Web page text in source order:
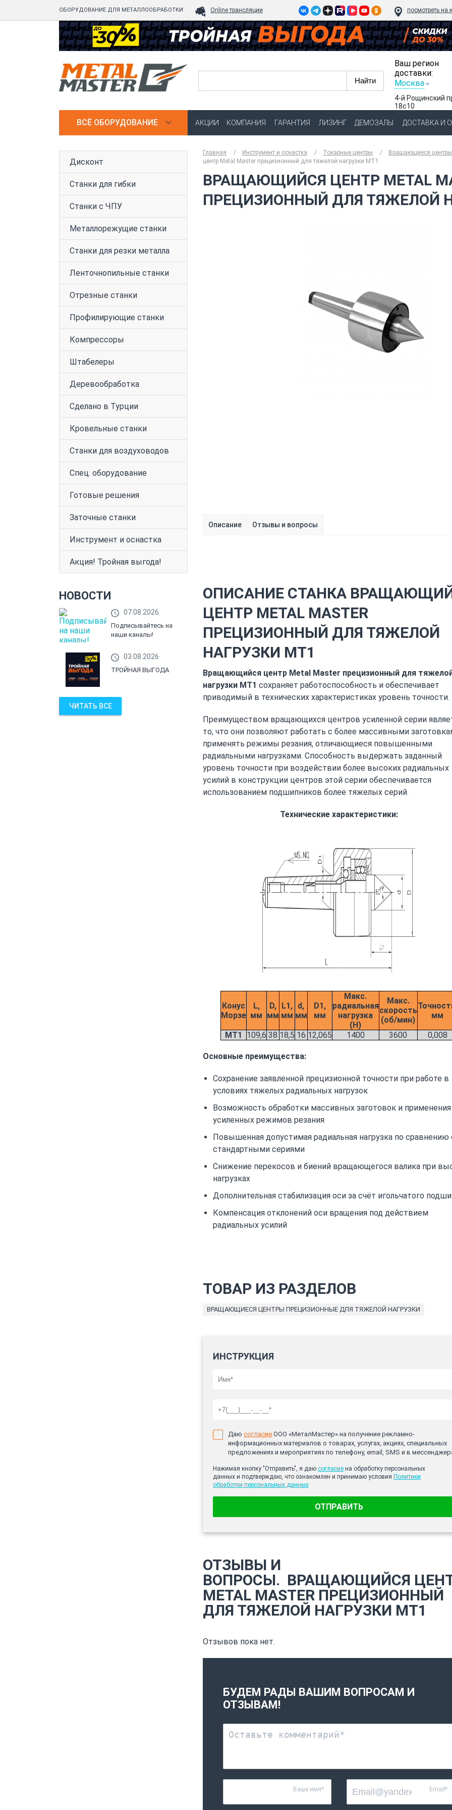
ОБОРУДОВАНИЕ ДЛЯ МЕТАЛЛООБРАБОТКИ Online трансляции посмотреть на
Ваш регион
доставки:
Москва
4-й Рощинский
18с10
ВСЁ ОБОРУДОВАНИЕ АКЦИИ КОМПАНИЯ ГАРАНТИЯ ЛИЗИНГ ДЕМОЗАЛЫ ДОСТАВКА И
Дисконт
Станки для гибки
Станки с ЧПУ
Металлорежущие станки
Станки для резки металла
Ленточнопильные станки
Отрезные станки
Профилирующие станки
Компрессоры
Штабелеры
Деревообработка
Сделано в Турции
Кровельные станки
Станки для воздуховодов
Спец. оборудование
Готовые решения
Заточные станки
Инструмент и оснастка
Акция! Тройная выгода!
НОВОСТИ
07.08.2026
Подписывайтесь на
наши каналы!
03.08.2026
ТРОЙНАЯ ВЫГОДА
ЧИТАТЬ ВСЕ
Главная Инструмент и оснастка Токарные центры
Вращающиеся
центр Metal Master прецизионный для тяжелой нагрузки МТ1
ВРАЩАЮЩИЙСЯ ЦЕНТР METAL
ПРЕЦИЗИОННЫЙ ДЛЯ ТЯЖЕЛОЙ
Описание Отзывы и вопросы
ОПИСАНИЕ СТАНКА
ЦЕНТР METAL MASTER
ПРЕЦИЗИОННЫЙ ДЛЯ ТЯЖЕЛОЙ
НАГРУЗКИ МТ1
Вращающийся центр Metal Master прецизионный для
нагрузки МТ1 сохраняет работоспособность и обеспечивает
приводимый в технических характеристиках уровень точности.
Преимуществом вращающихся центров усиленной серии
то, что они позволяют работать с более массивными
применять режимы резания, отличающиеся повышенными
радиальными нагрузками. Способность выдержать заданный
уровень точности при воздействии более высоких радиальных
усилий в конструкции центров этой серии обеспечивается
использованием подшипников более тяжелых серий.
Технические характеристики:
Конус
Морзе
L,
мм
D,
мм
L1,
мм
d,
мм
D1,
мм
Макс.
радиальная
нагрузка
(Н)
Макс.
скорость
(об/мин)
мм
МТ1 109,6 38 18,5 16 12,065 1400 3600 0,008
Основные преимущества:
Сохранение заявленной прецизионной точности при работе в
условиях тяжелых радиальных нагрузок
Возможность обработки массивных заготовок и применения
усиленных режимов резания
Повышенная допустимая радиальная нагрузка по сравнению
стандартными сериями
Снижение перекосов и биений вращающегося валика при
нагрузках
Дополнительная стабилизация оси за счёт игольчатого
Компенсация отклонений оси вращения под действием
радиальных усилий
ТОВАР ИЗ РАЗДЕЛОВ
ВРАЩАЮЩИЕСЯ ЦЕНТРЫ ПРЕЦИЗИОННЫЕ ДЛЯ ТЯЖЕЛОЙ НАГРУЗКИ
ИНСТРУКЦИЯ
Даю согласие ООО «МеталМастер» на получение рекламно-
информационных материалов о товарах, услугах, акциях, специальных
предложениях и мероприятиях по телефону, email, SMS и в
Нажимая кнопку "Отправить", я даю согласие на обработку персональных
данных и подтверждаю, что ознакомлен и принимаю условия Политики
обработки персональных данных
ОТПРАВИТЬ
ОТЗЫВЫ И
ВОПРОСЫ. ВРАЩАЮЩИЙСЯ
METAL MASTER ПРЕЦИЗИОННЫЙ
ДЛЯ ТЯЖЕЛОЙ НАГРУЗКИ МТ1
Отзывов пока нет.
БУДЕМ РАДЫ ВАШИМ ВОПРОСАМ И
ОТЗЫВАМ!
Ваше имя* Email*